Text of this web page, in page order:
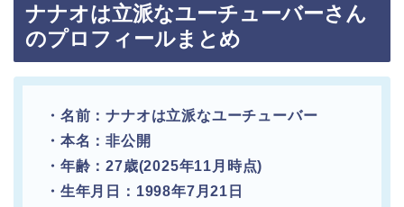
ナナオは立派なユーチューバーさん
のプロフィールまとめ
・名前：ナナオは立派なユーチューバー
・本名：非公開
・年齢：27歳(2025年11月時点)
・生年月日：1998年7月21日